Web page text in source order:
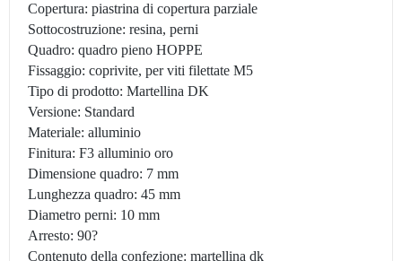
Copertura: piastrina di copertura parziale
Sottocostruzione: resina, perni
Quadro: quadro pieno HOPPE
Fissaggio: coprivite, per viti filettate M5
Tipo di prodotto: Martellina DK
Versione: Standard
Materiale: alluminio
Finitura: F3 alluminio oro
Dimensione quadro: 7 mm
Lunghezza quadro: 45 mm
Diametro perni: 10 mm
Arresto: 90?
Contenuto della confezione: martellina dk